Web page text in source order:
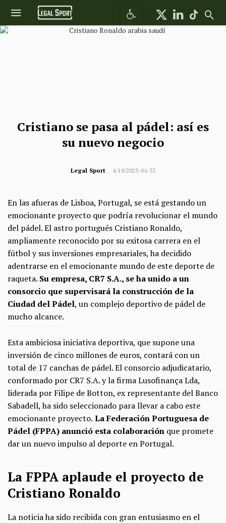
Abrir barra de herramientas
Cristiano se pasa al pádel: así es
su nuevo negocio
Legal Sport 4/10/2023-06:33
En las afueras de Lisboa, Portugal, se está gestando un
emocionante proyecto que podría revolucionar el mundo
del pádel. El astro portugués Cristiano Ronaldo,
ampliamente reconocido por su exitosa carrera en el
fútbol y sus inversiones empresariales, ha decidido
adentrarse en el emocionante mundo de este deporte de
raqueta. Su empresa, CR7 S.A., se ha unido a un
consorcio que supervisará la construcción de la
Ciudad del Pádel, un complejo deportivo de pádel de
mucho alcance.
Esta ambiciosa iniciativa deportiva, que supone una
inversión de cinco millones de euros, contará con un
total de 17 canchas de pádel. El consorcio adjudicatario,
conformado por CR7 S.A. y la firma Lusofinança Lda,
liderada por Filipe de Botton, ex representante del Banco
Sabadell, ha sido seleccionado para llevar a cabo este
emocionante proyecto. La Federación Portuguesa de
Pádel (FPPA) anunció esta colaboración que promete
dar un nuevo impulso al deporte en Portugal.
La FPPA aplaude el proyecto de
Cristiano Ronaldo
La noticia ha sido recibida con gran entusiasmo en el